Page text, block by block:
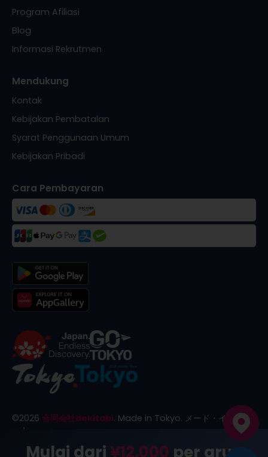
Mulai dari¥12,000 per grup
Program Afiliasi
Blog
Informasi Rekrutmen
Mendukung
Kontak
Kebijakan Pembatalan
Syarat Penggunaan Umum
Kebijakan Pribadi
Cara Pembayaran
©2026 合同会社dekitabi. Made in Tokyo. メード・イン・ト
ーキョー